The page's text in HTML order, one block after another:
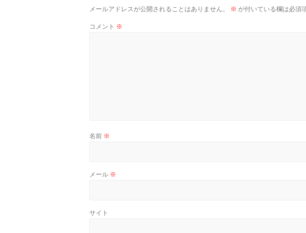
メールアドレスが公開されることはありません。 ※ が付いている欄は必須
コメント ※
名前 ※
メール ※
サイト